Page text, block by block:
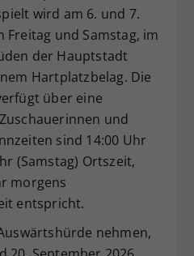
wird am 6. und 7.
Freitag und Samstag, im
der Hauptstadt
Hartplatzbelag. Die
über eine
und
sind 14:00 Uhr
(Samstag) Ortszeit,
morgens
entspricht.
nehmen,
speichert Ihre Consent-
Unter anderem eine
ID, für die
Speicherung Ihrer
Einstellungen, falls der
Betreiber dies eingestellt